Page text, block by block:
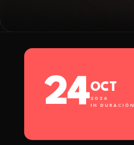
24OCT
2026
1 H DURACIÓN